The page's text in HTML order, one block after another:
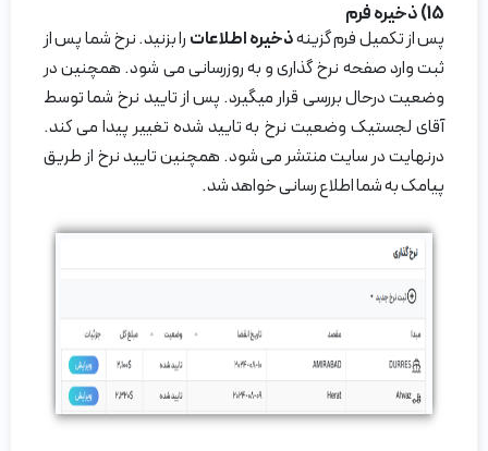
15) ذخیره فرم
پس از تکمیل فرم گزینهذخیره اطلاعات را بزنید. نرخ شما پس از
ثبت وارد صفحه نرخ گذاری و به روزرسانی می شود. همچنین در
وضعیت درحال بررسی قرار میگیرد. پس از تایید نرخ شما توسط
آقای لجستیک وضعیت نرخ به تایید شده تغییر پیدا می کند.
درنهایت در سایت منتشر می شود. همچنین تایید نرخ از طریق
پیامک به شما اطلاع رسانی خواهد شد.